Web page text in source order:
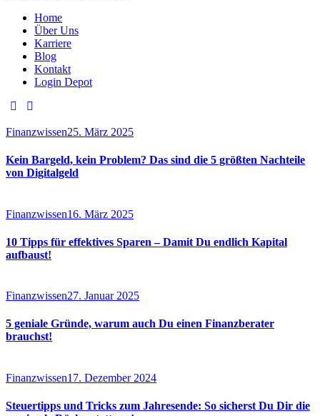
Home
Über Uns
Karriere
Blog
Kontakt
Login Depot
Finanzwissen25. März 2025
Kein Bargeld, kein Problem? Das sind die 5 größten Nachteile
von Digitalgeld
Finanzwissen16. März 2025
10 Tipps für effektives Sparen – Damit Du endlich Kapital
aufbaust!
Finanzwissen27. Januar 2025
5 geniale Gründe, warum auch Du einen Finanzberater
brauchst!
Finanzwissen17. Dezember 2024
Steuertipps und Tricks zum Jahresende: So sicherst Du Dir die